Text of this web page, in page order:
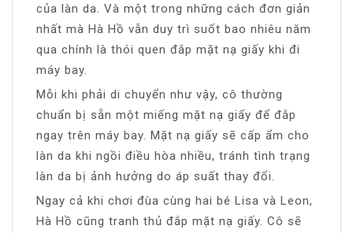
của làn da. Và một trong những cách đơn giản
nhất mà Hà Hồ vẫn duy trì suốt bao nhiêu năm
qua chính là thói quen đắp mặt nạ giấy khi đi
máy bay.
Mỗi khi phải di chuyển như vậy, cô thường
chuẩn bị sẵn một miếng mặt nạ giấy để đắp
ngay trên máy bay. Mặt nạ giấy sẽ cấp ẩm cho
làn da khi ngồi điều hòa nhiều, tránh tình trạng
làn da bị ảnh hưởng do áp suất thay đổi.
Ngay cả khi chơi đùa cùng hai bé Lisa và Leon,
Hà Hồ cũng tranh thủ đắp mặt nạ giấy. Cô sẽ